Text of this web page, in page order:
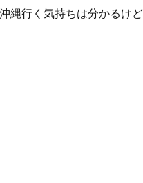
縄行く気持ちは分かるけ